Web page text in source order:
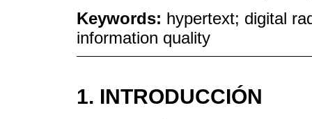
Keywords: hypertext; digital
information quality
1. INTRODUCCIÓN